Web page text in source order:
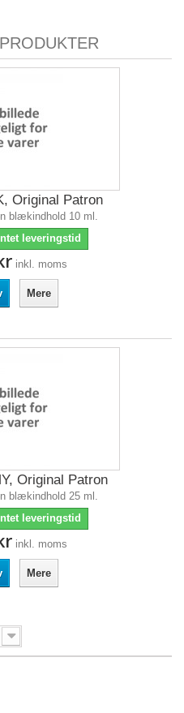
Original Patron
blækindhold 10 ml.
leveringstid
inkl. moms
Mere
Original Patron
blækindhold 25 ml.
leveringstid
inkl. moms
Mere